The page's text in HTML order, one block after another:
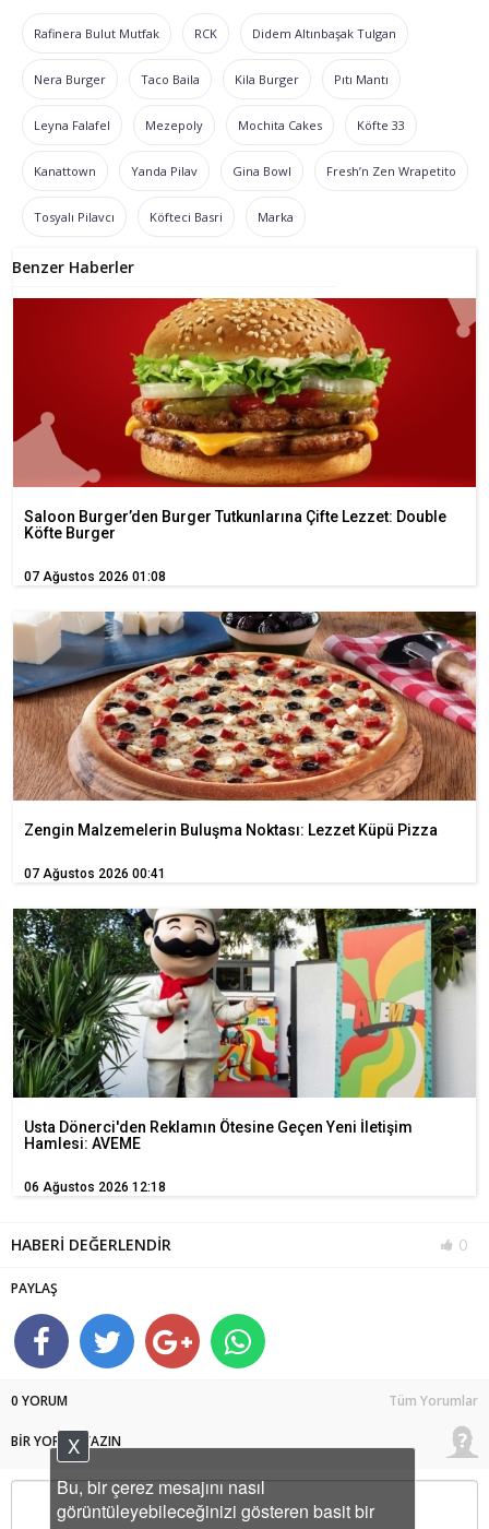
Rafinera Bulut Mutfak RCK Didem Altınbaşak Tulgan
Nera Burger Taco Baila Kila Burger Pıtı Mantı
Leyna Falafel Mezepoly Mochita Cakes Köfte 33
Kanattown Yanda Pilav Gina Bowl Fresh’n Zen Wrapetito
Tosyalı Pilavcı Köfteci Basri Marka
Benzer Haberler
Saloon Burger’den Burger Tutkunlarına Çifte Lezzet: Double
Köfte Burger
07 Ağustos 2026 01:08
Zengin Malzemelerin Buluşma Noktası: Lezzet Küpü Pizza
07 Ağustos 2026 00:41
Usta Dönerci'den Reklamın Ötesine Geçen Yeni İletişim
Hamlesi: AVEME
06 Ağustos 2026 12:18
HABERİ DEĞERLENDİR 0
PAYLAŞ
0 YORUM Tüm Yorumlar
BİR YORUM YAZIN
Bu, bir çerez mesajını nasıl
görüntüleyebileceğinizi gösteren basit bir
X